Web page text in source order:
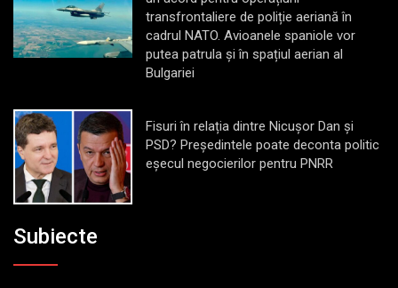
transfrontaliere de poliție aeriană în
cadrul NATO. Avioanele spaniole vor
putea patrula și în spațiul aerian al
Bulgariei
Fisuri în relația dintre Nicușor Dan și
PSD? Președintele poate deconta politic
eșecul negocierilor pentru PNRR
Subiecte